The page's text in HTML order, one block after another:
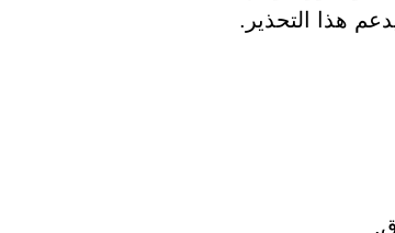
هذا التحذير.